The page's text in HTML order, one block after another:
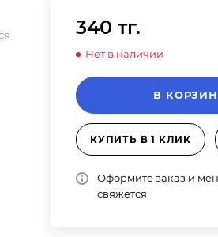
340 тг.
Нет в наличии
В
КУПИТЬ В 1 КЛИК
Оформите заказ и
свяжется